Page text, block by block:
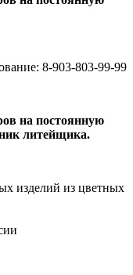
8-903-803-99-99
на постоянную
литейщика.
изделий из цветных